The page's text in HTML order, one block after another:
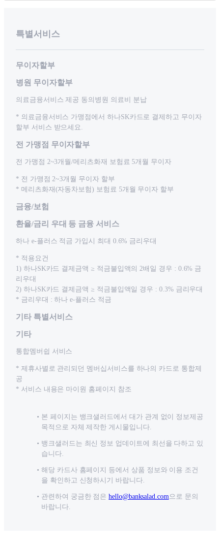
특별서비스
무이자할부
병원 무이자할부
의료금융서비스 제공 동의병원 의료비 분납
* 의료금융서비스 가맹점에서 하나SK카드로 결제하고 무이자
할부 서비스 받으세요.
전 가맹점 무이자할부
전 가맹점 2~3개월/메리츠화재 보험료 5개월 무이자
* 전 가맹점 2~3개월 무이자 할부
* 메리츠화재(자동차보험) 보험료 5개월 무이자 할부
금융/보험
환율/금리 우대 등 금융 서비스
하나 e-플러스 적금 가입시 최대 0.6% 금리우대
* 적용요건
1) 하나SK카드 결제금액 ≥ 적금불입액의 2배일 경우 : 0.6% 금
리우대
2) 하나SK카드 결제금액 ≥ 적금불입액일 경우 : 0.3% 금리우대
* 금리우대 : 하나 e-플러스 적금
기타 특별서비스
기타
통합멤버쉽 서비스
* 제휴사별로 관리되던 멤버십서비스를 하나의 카드로 통합제
공
* 서비스 내용은 마이원 홈페이지 참조
본 페이지는 뱅크샐러드에서 대가 관계 없이 정보제공
목적으로 자체 제작한 게시물입니다.
뱅크샐러드는 최신 정보 업데이트에 최선을 다하고 있
습니다.
해당 카드사 홈페이지 등에서 상품 정보와 이용 조건
을 확인하고 신청하시기 바랍니다.
관련하여 궁금한 점은 hello@banksalad.com으로 문의
바랍니다.